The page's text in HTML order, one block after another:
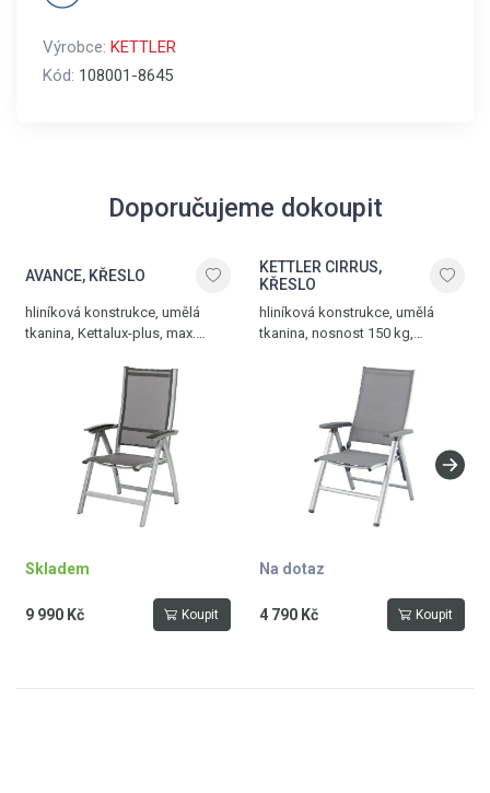
Výrobce: KETTLER
Kód: 108001-8645
Doporučujeme dokoupit
AVANCE, KŘESLO
hliníková konstrukce, umělá
tkanina, Kettalux-plus, max.
kg, stříbrná - antracit
Skladem
9 990 Kč Koupit
KETTLER CIRRUS,
KŘESLO
hliníková konstrukce, umělá
tkanina, nosnost 150 kg,
antracitově šedá
Na dotaz
4 790 Kč Koupit